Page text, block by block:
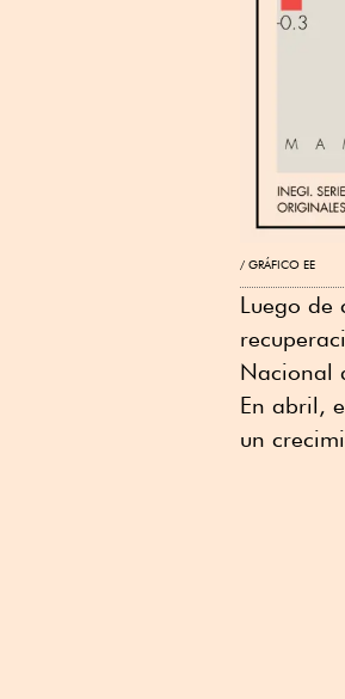
GRÁFICO EE
Luego de
Nacional
En abril,
un